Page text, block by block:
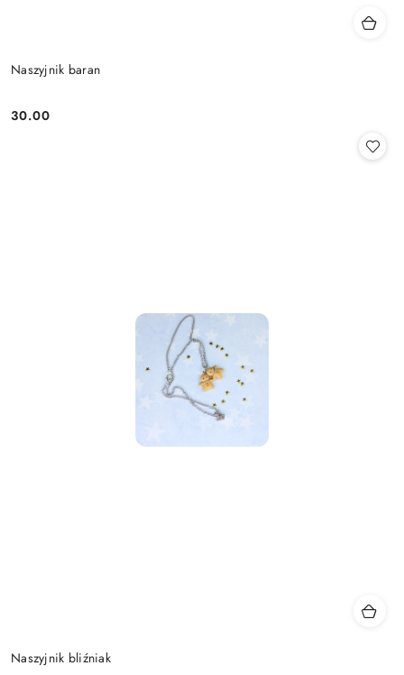
Naszyjnik baran
Cena:
30.00
Naszyjnik bliźniak